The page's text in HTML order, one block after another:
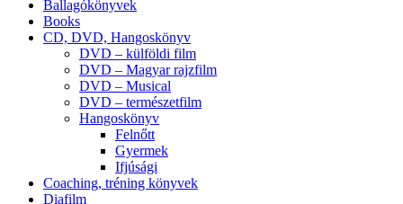
Ballagókönyvek
Books
CD, DVD, Hangoskönyv
DVD – külföldi film
DVD – Magyar rajzfilm
DVD – Musical
DVD – természetfilm
Hangoskönyv
Felnőtt
Gyermek
Ifjúsági
Coaching, tréning könyvek
Diafilm